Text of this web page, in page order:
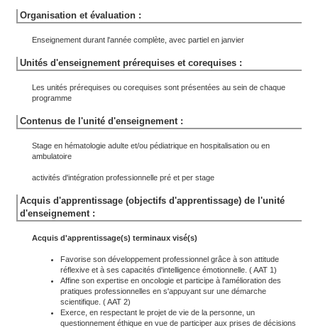
Organisation et évaluation :
Enseignement durant l'année complète, avec partiel en janvier
Unités d'enseignement prérequises et corequises :
Les unités prérequises ou corequises sont présentées au sein de chaque
programme
Contenus de l'unité d'enseignement :
Stage en hématologie adulte et/ou pédiatrique en hospitalisation ou en
ambulatoire
activités d'intégration professionnelle pré et per stage
Acquis d'apprentissage (objectifs d'apprentissage) de l'unité
d'enseignement :
Acquis d'apprentissage(s) terminaux visé(s)
Favorise son développement professionnel grâce à son attitude
réflexive et à ses capacités d'intelligence émotionnelle. ( AAT 1)
Affine son expertise en oncologie et participe à l'amélioration des
pratiques professionnelles en s'appuyant sur une démarche
scientifique. ( AAT 2)
Exerce, en respectant le projet de vie de la personne, un
questionnement éthique en vue de participer aux prises de décisions